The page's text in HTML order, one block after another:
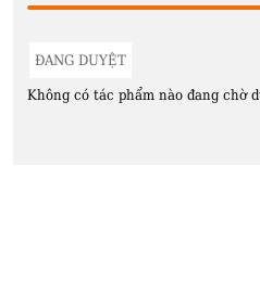
ĐANG DUYỆT
Không có tác phẩm nào đang chờ